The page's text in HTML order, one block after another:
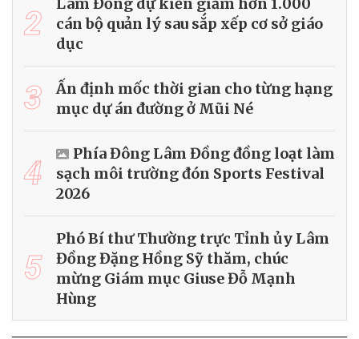
2
cán bộ quản lý sau sắp xếp cơ sở giáo
dục
3
Ấn định mốc thời gian cho từng hạng
mục dự án đường ở Mũi Né
4
Phía Đông Lâm Đồng đồng loạt làm
sạch môi trường đón Sports Festival
2026
5
Phó Bí thư Thường trực Tỉnh ủy Lâm
Đồng Đặng Hồng Sỹ thăm, chúc
mừng Giám mục Giuse Đỗ Mạnh
Hùng